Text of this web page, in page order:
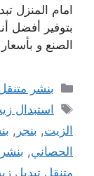
امام المنزل
بتوفير أفضل
الصنع و
التصنيفات
بنشر
الوسوم
استبدال
الزيت, بنجر ,
الحصاني,
متنقل تبديل